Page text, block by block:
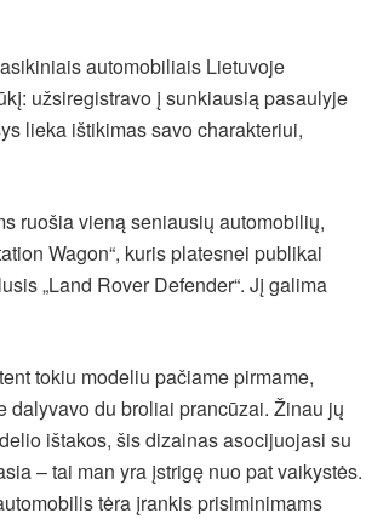
automobiliais Lietuvoje
užsiregistravo į sunkiausią pasaulyje
lieka ištikimas savo charakteriui,
ruošia vieną seniausių automobilių,
Wagon“, kuris platesnei publikai
„Land Rover Defender“. Jį galima
tokiu modeliu pačiame pirmame,
dalyvavo du broliai prancūzai. Žinau jų
ištakos, šis dizainas asocijuojasi su
– tai man yra įstrigę nuo pat vaikystės.
tėra įrankis prisiminimams